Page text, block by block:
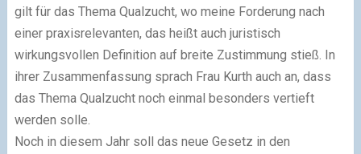
gilt für das Thema Qualzucht, wo meine Forderung nach
einer praxisrelevanten, das heißt auch juristisch
wirkungsvollen Definition auf breite Zustimmung stieß. In
ihrer Zusammenfassung sprach Frau Kurth auch an, dass
das Thema Qualzucht noch einmal besonders vertieft
werden solle.
Noch in diesem Jahr soll das neue Gesetz in den